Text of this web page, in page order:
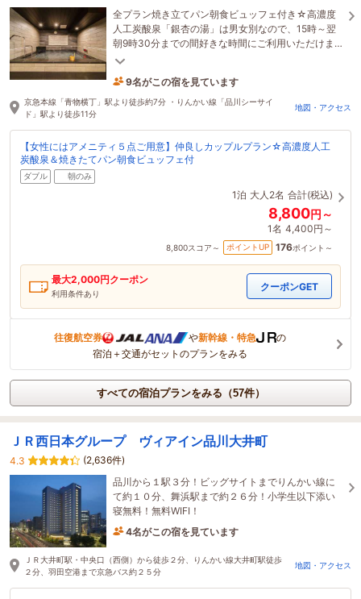
全プラン焼き立てパン朝食ビュッフェ付き☆高濃度
人工炭酸泉「銀杏の湯」は男女別なので、15時～翌
朝9時30分までの間好きな時間にご利用いただけま
す！
9名がこの宿を見ています
たった今予約されました
京急本線「青物横丁」駅より徒歩約7分 ・りんかい線「品川シーサイ
ド」駅より徒歩11分
地図・アクセス
【女性にはアメニティ５点ご用意】仲良しカップルプラン☆高濃度人工
炭酸泉＆焼きたてパン朝食ビュッフェ付
ダブル 朝のみ
1泊 大人2名 合計(税込)
8,800円～
1名 4,400円～
8,800スコア～ ポイントUP 176ポイント～
最大2,000円クーポン
利用条件あり
クーポンGET
往復航空券 や新幹線・特急
の
宿泊＋交通がセットのプランをみる
すべての宿泊プランをみる（57件）
ＪＲ西日本グループ ヴィアイン品川大井町
4.3
(2,636件)
品川から１駅３分！ビッグサイトまでりんかい線に
て約１０分、舞浜駅まで約２６分！小学生以下添い
寝無料！無料WIFI！
4名がこの宿を見ています
ＪＲ大井町駅・中央口（西側）から徒歩２分、りんかい線大井町駅徒歩
２分、羽田空港まで京急バス約２５分
地図・アクセス